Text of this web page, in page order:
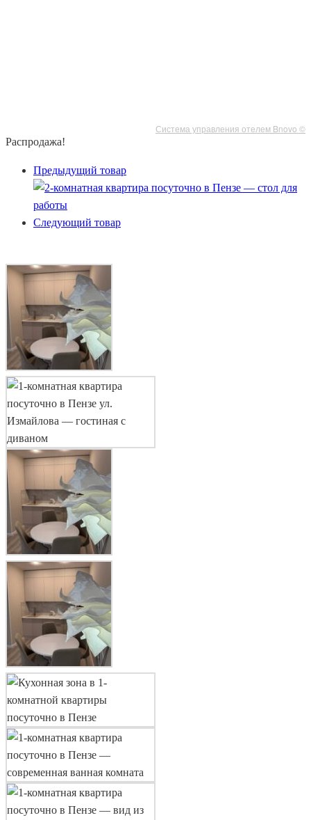
Система управления отелем Bnovo ©
Распродажа!
Предыдущий товар
Следующий товар